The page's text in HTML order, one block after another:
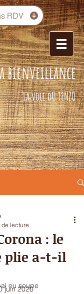
RDV
bienveillance
La voie dU TENZO
ou soupe
: le
plie a-t-il
de lecture
juin 2020